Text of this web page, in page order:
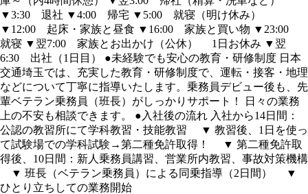
▼3:30 退社 ▼4:00 帰宅 ▼5:00 就寝（明け休み）
▼12:00 起床・家族と昼食 ▼16:00 家族と買い物 ▼23:00
就寝 ▼翌7:00 家族とお出かけ（公休） 1日お休み ▼翌
6:30 出社（1日目） ●未経験でも安心の教育・研修制度 日本
交通埼玉では、充実した教育・研修制度で、運転・接客・地理
などについて丁寧に指導いたします。乗務員デビュー後も、先
輩ベテラン乗務員（班長）がしっかりサポート！ 日々の業務
上の不安も相談できます。 ●入社後の流れ 入社から14日間：
公認の教習所にて学科教習・技能教習 ▼ 教習後、1日を使っ
て試験場での学科試験→第二種免許取得！ ▼ 第二種免許取
得後、10日間：新人乗務員講習、営業所内教習、事故対策機構
▼ 班長（ベテラン乗務員）による同乗指導（2日間） ▼
ひとり立ちしての業務開始